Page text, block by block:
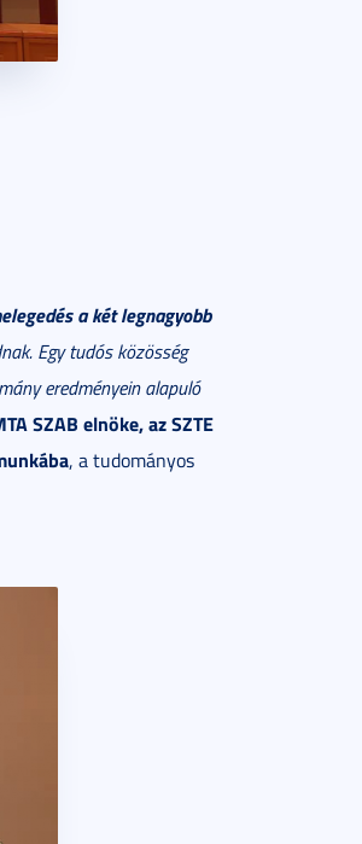
a két legnagyobb
Egy tudós közösség
eredményein alapuló
SZAB elnöke, az SZTE
, a tudományos